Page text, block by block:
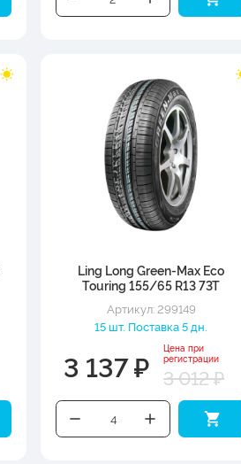
Ling Long Green-Max Eco
Touring 155/65 R13 73T
Артикул: 299149
15 шт. Поставка 5 дн.
3 137 ₽
Цена при
регистрации
3 012 ₽